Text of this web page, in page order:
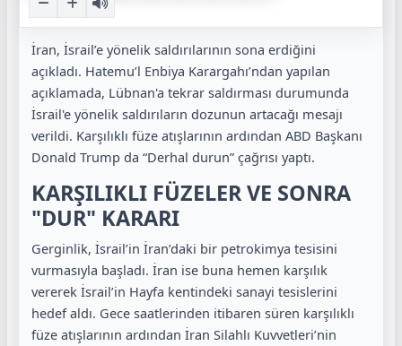
İran, İsrail’e yönelik saldırılarının sona erdiğini
açıkladı. Hatemu’l Enbiya Karargahı’ndan yapılan
açıklamada, Lübnan'a tekrar saldırması durumunda
İsrail'e yönelik saldırıların dozunun artacağı mesajı
verildi. Karşılıklı füze atışlarının ardından ABD Başkanı
Donald Trump da “Derhal durun” çağrısı yaptı.
KARŞILIKLI FÜZELER VE SONRA
"DUR" KARARI
Gerginlik, İsrail’in İran’daki bir petrokimya tesisini
vurmasıyla başladı. İran ise buna hemen karşılık
vererek İsrail’in Hayfa kentindeki sanayi tesislerini
hedef aldı. Gece saatlerinden itibaren süren karşılıklı
füze atışlarının ardından İran Silahlı Kuvvetleri’nin